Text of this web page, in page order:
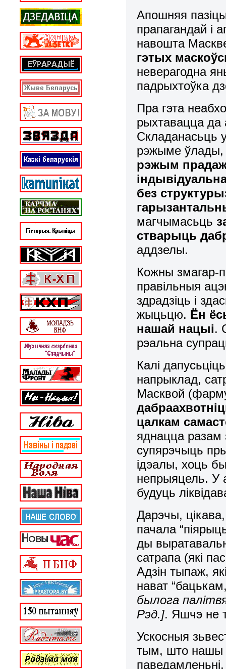
Апошняя
прапагандай і
навошта
гэтых
неверагодна
падрыхтоўка
Пра гэта
рыхтавацца да
Складанасьць
рэжыме
рэжым
без
магчымасьць
стварыць
аддзелы.
Кожны змагар-
правільныя
здрадзіць і
жыцьцю. Ён
нашай нацыі.
рэальна
Калі
напрыклад,
Масквой
цалкам
яднацца разам
супярэчыць
ідэалы, хоць
непрыяцель. У
будуць
Дарэчы,
пачала
ды
сатрапа (які
Адзін тыпаж,
нават
былога
Рэд.]. Яшчэ не
Ускосныя
тым, што нашы